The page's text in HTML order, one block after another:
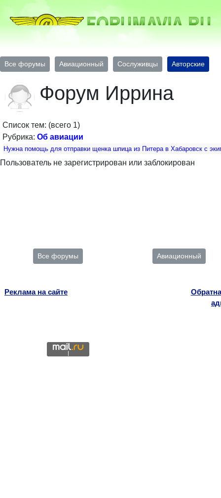
Все форумы Авиационный Сослуживцы Авторские
Форум Иррина
Список тем: (всего 1)
Рубрика: Об авиации
Нужна помощь для отправки щенка шпица из Питера в Хабаровск с
Пользователь не зарегистрирован или заблокирован
Все форумы Авиационный
Реклама на сайте